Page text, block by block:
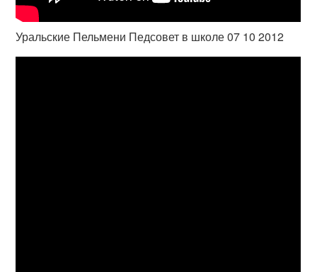
Уральские Пельмени Педсовет в школе 07 10 2012